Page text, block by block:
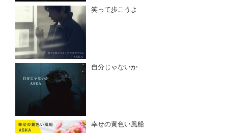
笑って歩こうよ
自分じゃないか
幸せの黄色い風船